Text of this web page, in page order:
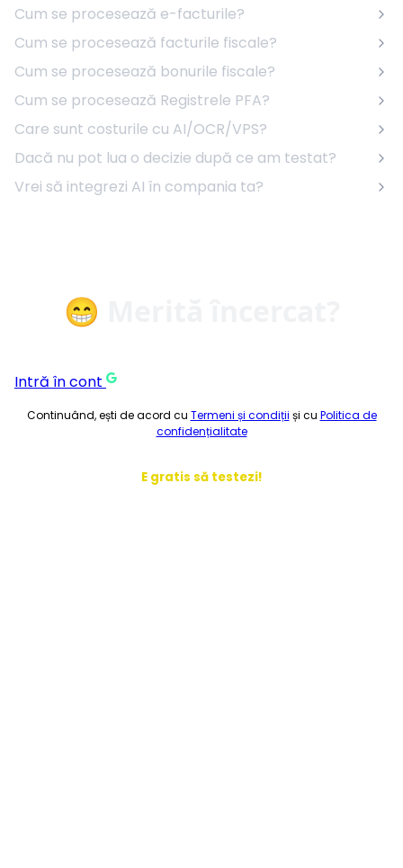
Cum se procesează e-facturile?
Cum se procesează facturile fiscale?
Cum se procesează bonurile fiscale?
Cum se procesează Registrele PFA?
Care sunt costurile cu AI/OCR/VPS?
Dacă nu pot lua o decizie după ce am testat?
Vrei să integrezi AI în compania ta?
😁 Merită încercat?
Intră în cont
Continuând, ești de acord cu Termeni și condiții și cu Politica de
confidențialitate
E gratis să testezi!